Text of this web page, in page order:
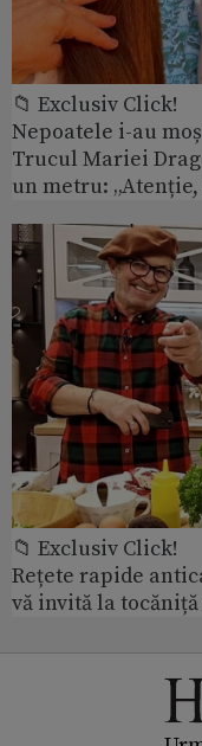
📁 Exclusiv Click!
Nepoatele i-au
Trucul Mariei
un metru: „Atenție,
📁 Exclusiv Click!
Rețete rapide
vă invită la